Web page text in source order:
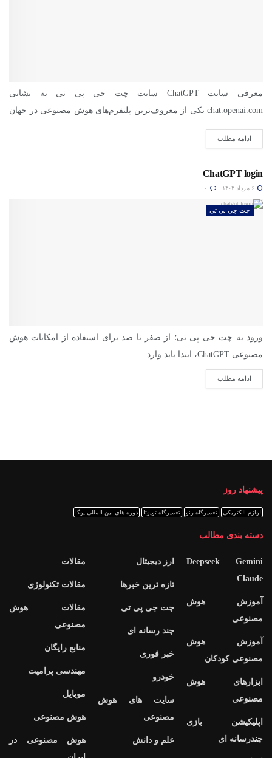
معرفی سایت ChatGPT سایت چت جی پی تی به نشانی
chat.openai.com یکی از معروف‌ترین پلتفرم‌های هوش مصنوعی در جهان
ادامه مطلب
ChatGPT login
چت جی پی تی
ورود به چت جی پی تی؛ از صفر تا صد برای استفاده از امکانات هوش
مصنوعی ChatGPT، ابتدا باید وارد...
ادامه مطلب
پیشنهاد روز
لوازم الکتریکی تعمیرگاه رنو تعمیرگاه تویوتا دوره های بین المللی یوگا
دسته بندی مطالب
Deepseek Gemini
Claude
آموزش هوش
مصنوعی
آموزش هوش
مصنوعی کودکان
ابزارهای هوش
مصنوعی
اپلیکیشن بازی
چندرسانه ای
ارز دیجیتال
تازه ترین خبرها
چت جی پی تی
چند رسانه ای
خبر فوری
خودرو
سایت های هوش
مصنوعی
علم و دانش
مقالات
مقالات تکنولوژی
مقالات هوش
مصنوعی
منابع رایگان
مهندسی پرامپت
موبایل
هوش مصنوعی
هوش مصنوعی در